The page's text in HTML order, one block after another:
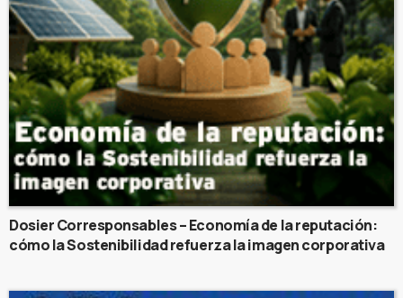
Dosier Corresponsables – Economía de la reputación:
cómo la Sostenibilidad refuerza la imagen corporativa